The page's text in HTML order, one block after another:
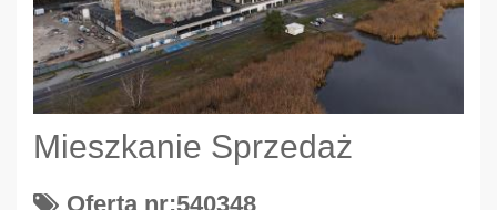
Mieszkanie Sprzedaż
Oferta nr:540348